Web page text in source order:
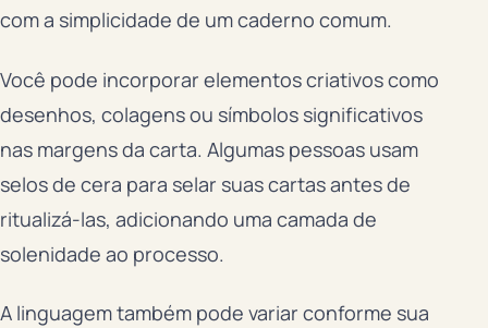
com a simplicidade de um caderno comum.
Você pode incorporar elementos criativos como
desenhos, colagens ou símbolos significativos
nas margens da carta. Algumas pessoas usam
selos de cera para selar suas cartas antes de
ritualizá-las, adicionando uma camada de
solenidade ao processo.
A linguagem também pode variar conforme sua